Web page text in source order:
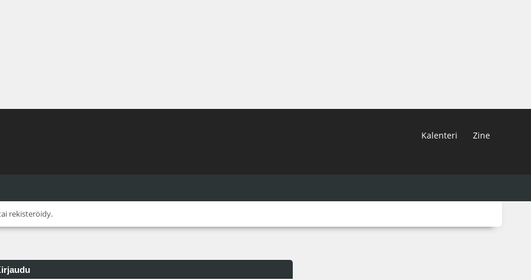
Kalenteri Zine
rekisteröidy.